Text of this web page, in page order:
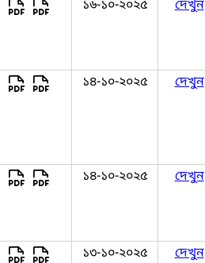
১৬-১০-২০২৫ দেখুন
১৪-১০-২০২৫ দেখুন
১৪-১০-২০২৫ দেখুন
১৩-১০-২০২৫ দেখুন